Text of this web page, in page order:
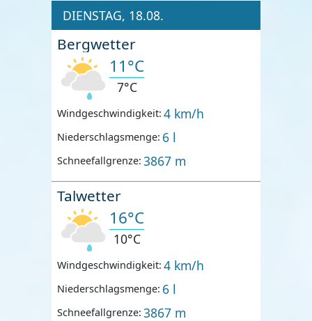
DIENSTAG, 18.08.
Bergwetter
11°C
7°C
Windgeschwindigkeit: 4 km/h
Niederschlagsmenge: 6 l
Schneefallgrenze: 3867 m
Talwetter
16°C
10°C
Windgeschwindigkeit: 4 km/h
Niederschlagsmenge: 6 l
Schneefallgrenze: 3867 m